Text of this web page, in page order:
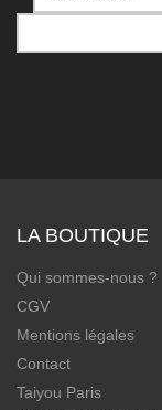
LA BOUTIQUE
Qui sommes-nous ?
CGV
Mentions légales
Contact
Taiyou Paris